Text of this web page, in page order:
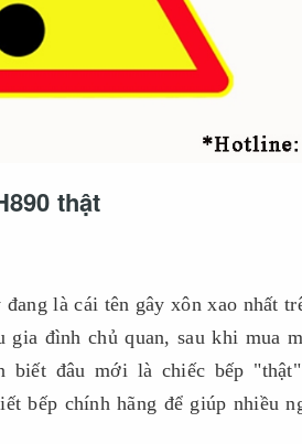
thật
là cái tên gây xôn xao nhất
đình chủ quan, sau khi mua
biết đâu mới là chiếc bếp
bếp chính hãng để giúp nhiều